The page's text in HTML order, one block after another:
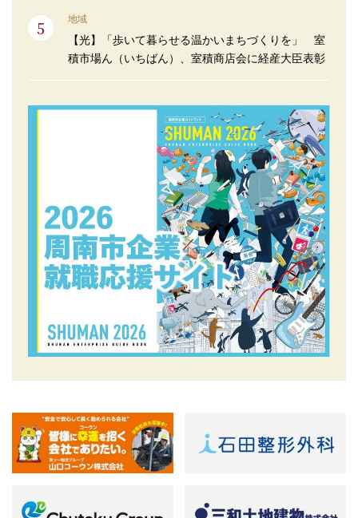
地域
【光】「歩いて暮らせる温かいまちづくりを」 室
積市場ん（いちばん）、室積商店会に経産大臣表彰